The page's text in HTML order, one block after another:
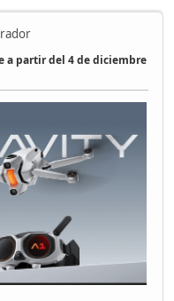
a partir del 4 de diciembre